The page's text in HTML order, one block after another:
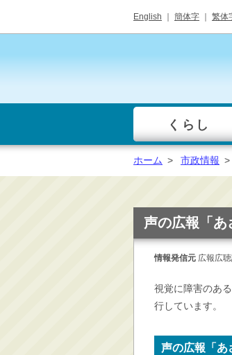
English 簡体字 繁体
くらし
総合窓口
手続き・届出（戸籍
健康・福祉・衛生・ペ
ごみ・リサイクル・
境保全
防災・安全
ホーム > 市政情報 >
声の広報「あ
情報発信元 広報広
視覚に障害のあ
行しています。
声の広報「あ